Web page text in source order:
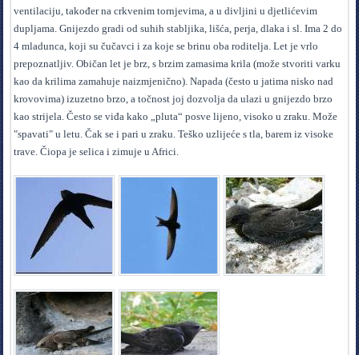
ventilaciju, također na crkvenim tornjevima, a u divljini u djetlićevim
dupljama. Gnijezdo gradi od suhih stabljika, lišća, perja, dlaka i sl. Ima 2 do
4 mladunca, koji su čučavci i za koje se brinu oba roditelja. Let je vrlo
prepoznatljiv. Običan let je brz, s brzim zamasima krila (može stvoriti varku
kao da krilima zamahuje naizmjenično). Napada (često u jatima nisko nad
krovovima) izuzetno brzo, a točnost joj dozvolja da ulazi u gnijezdo brzo
kao strijela. Često se viđa kako „pluta“ posve lijeno, visoko u zraku. Može
"spavati" u letu. Čak se i pari u zraku. Teško uzlijeće s tla, barem iz visoke
trave. Čiopa je selica i zimuje u Africi.